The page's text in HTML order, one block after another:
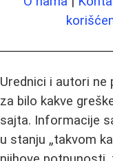
Urednici i autori ne
za bilo kakve
sajta. Informacije
u stanju „takvom